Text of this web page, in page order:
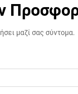
μαζί σας σύντομα.